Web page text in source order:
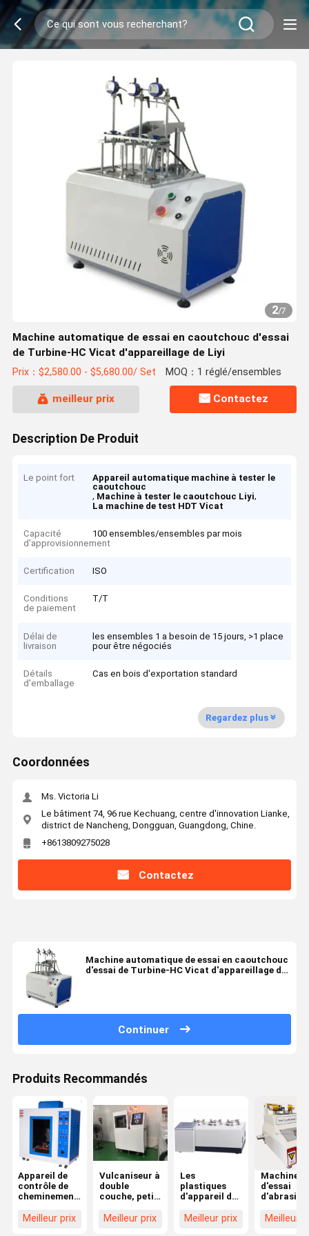
2/7
Machine automatique de essai en caoutchouc d'essai
de Turbine-HC Vicat d'appareillage de Liyi
Prix：$2,580.00 - $5,680.00/ Set MOQ：1 réglé/ensembles
meilleur prix Contactez
Description De Produit
Le point fort
Appareil automatique machine à tester le
caoutchouc
, Machine à tester le caoutchouc Liyi,
La machine de test HDT Vicat
Capacité
d'approvisionnement
100 ensembles/ensembles par mois
Certification ISO
Conditions
de paiement
T/T
Délai de
livraison
les ensembles 1 a besoin de 15 jours, >1 place
pour être négociés
Détails
d'emballage
Cas en bois d'exportation standard
Regardez plus
Coordonnées
Ms. Victoria Li
Le bâtiment 74, 96 rue Kechuang, centre d'innovation Lianke,
district de Nancheng, Dongguan, Guangdong, Chine.
+8613809275028
Contactez
Machine automatique de essai en caoutchouc
d'essai de Turbine-HC Vicat d'appareillage de
Continuer
Produits Recommandés
Appareil de
contrôle de
cheminement
de fuite
Meilleur prix
Vulcaniseur à
double
couche, petit
caoutchouc
Meilleur prix
Les
plastiques
d'appareil de
perméation
Meilleur prix
Machine
d'essai
d'abrasion
Oscillating
Meilleur